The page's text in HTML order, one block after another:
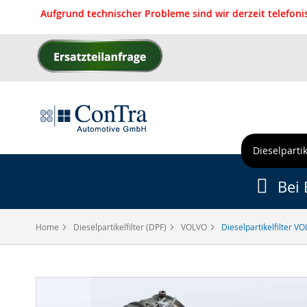
Aufgrund technischer Probleme sind wir derzeit
Direkt
zum
Home Dieselpartikelfilter (DPF) VOLVO Dieselpartikelfilter
Bei